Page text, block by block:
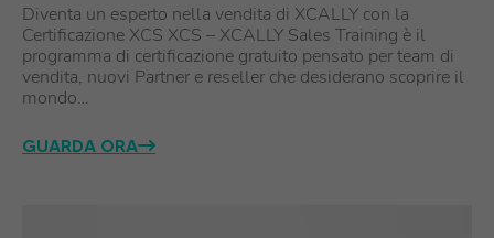
Diventa un esperto nella vendita di XCALLY con la
Certificazione XCS XCS – XCALLY Sales Training è il
programma di certificazione gratuito pensato per team di
vendita, nuovi Partner e reseller che desiderano scoprire il
mondo…
GUARDA ORA